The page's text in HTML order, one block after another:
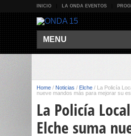
INICIO LA ONDA EVENTOS
MENU
Home / Noticias / Elche / La Policía
nueve mandos más para mejorar su
La Policía
Elche suma